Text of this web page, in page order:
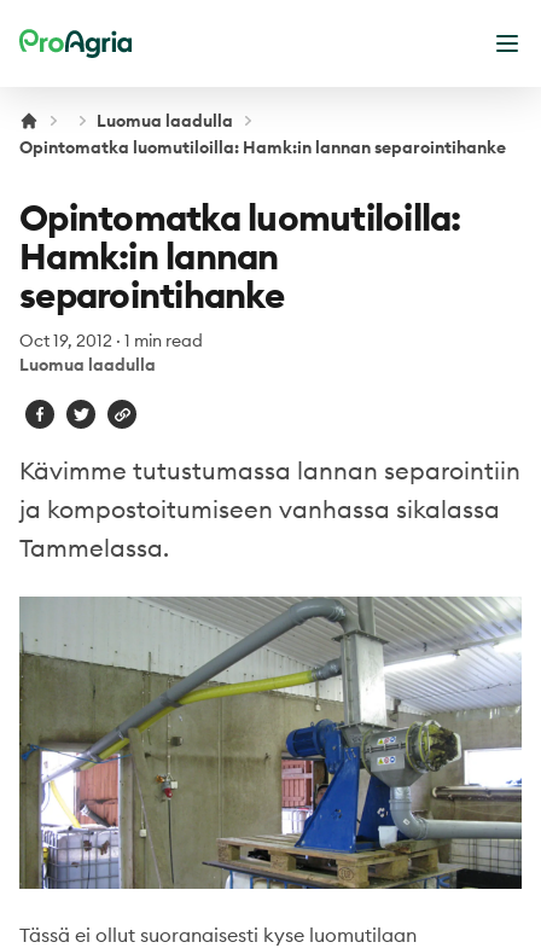
ProAgria
Luomua laadulla
Opintomatka luomutiloilla: Hamk:in lannan separointihanke
Opintomatka luomutiloilla:
Hamk:in lannan
separointihanke
Oct 19, 2012 · 1 min read
Luomua laadulla
Kävimme tutustumassa lannan separointiin
ja kompostoitumiseen vanhassa sikalassa
Tammelassa.
Tässä ei ollut suoranaisesti kyse luomutilaan